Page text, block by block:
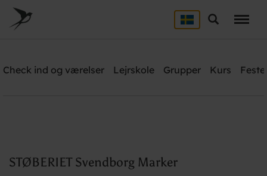
main
Søg
Need help? Ring:+45 6221 6699
Check ind og værelser Lejrskole Grupper Kurs
STØBERIET Svendborg Marker